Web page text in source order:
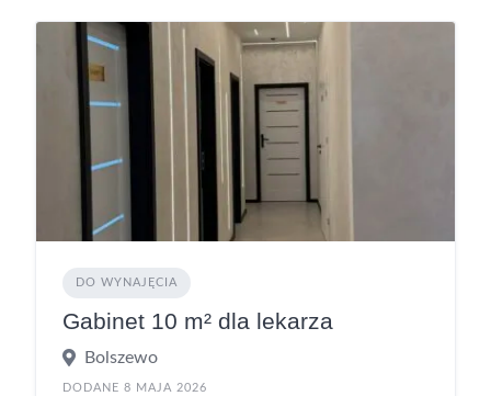
DO WYNAJĘCIA
Gabinet 10 m² dla lekarza
Bolszewo
DODANE 8 MAJA 2026